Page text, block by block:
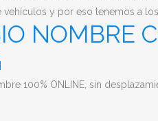
y por eso tenemos a
NOMBRE
100% ONLINE, sin